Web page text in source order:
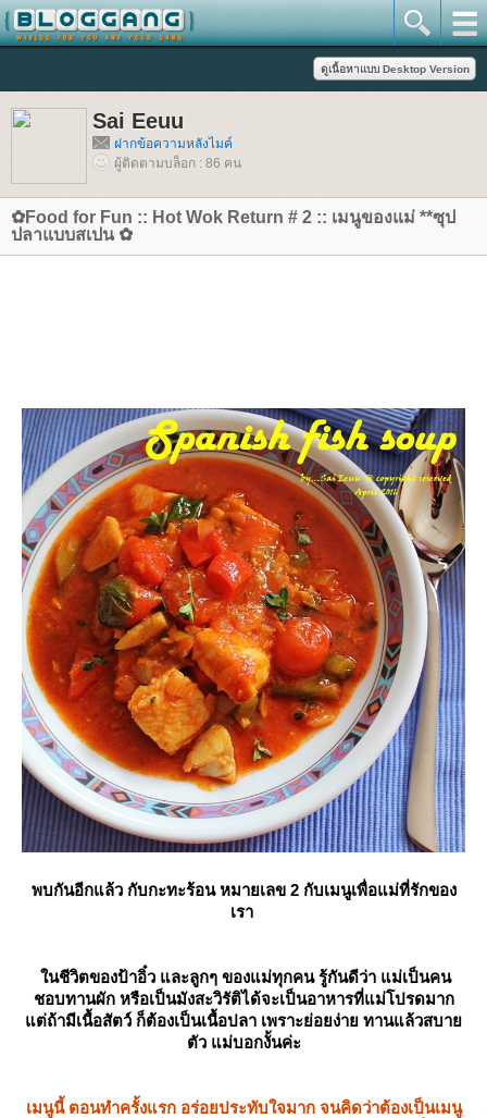
Sai Eeuu
ฝากข้อความหลังไมค์
ผู้ติดตามบล็อก : 86 คน
✿Food for Fun :: Hot Wok Return # 2 :: เมนูของแม่ **ซุป
ปลาแบบสเปน ✿
พบกันอีกแล้ว กับกะทะร้อน หมายเลข 2 กับเมนูเพื่อแม่ที่รักของ
เรา
นชีวิตของป้าอิ๋ว และลูกๆ ของแม่ทุกคน รู้กันดีว่า แม่เป็นคน
ชอบทานผัก หรือเป็นมังสะวิรัติได้จะเป็นอาหารที่แม่โปรดมาก
ต่ถ้ามีเนื้อสัตว์ ก็ต้องเป็นเนื้อปลา เพราะย่อยง่าย ทานแล้วสบา
ตัว แม่บอกงั้นค่ะ
เมนูนี้ ตอนทำครั้งแรก อร่อยประทับใจมาก จนคิดว่าต้องเป็นเมนู